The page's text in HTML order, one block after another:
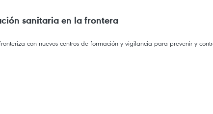
sanitaria en la frontera
con nuevos centros de formación y vigilancia para prevenir y